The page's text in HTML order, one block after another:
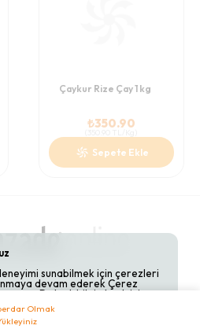
Olmak
Çaykur Rize Çay 1 kg
₺350.90
Sepete Ekle
HakkımızdaBize Ulaşın
sunabilmek için çerezleri
devam ederek Çerez
Detaylı bilgi almak için